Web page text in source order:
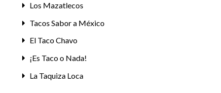
Los Mazatlecos
Tacos Sabor a México
El Taco Chavo
¡Es Taco o Nada!
La Taquiza Loca